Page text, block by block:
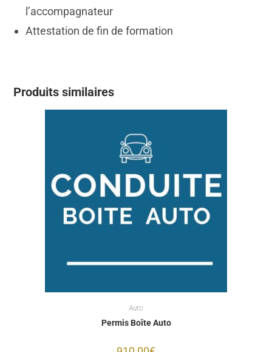
l’accompagnateur
Attestation de fin de formation
Produits similaires
Auto
Permis Boîte Auto